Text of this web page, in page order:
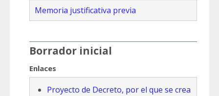
Memoria justificativa previa
Borrador inicial
Enlaces
Proyecto de Decreto, por el que se crea